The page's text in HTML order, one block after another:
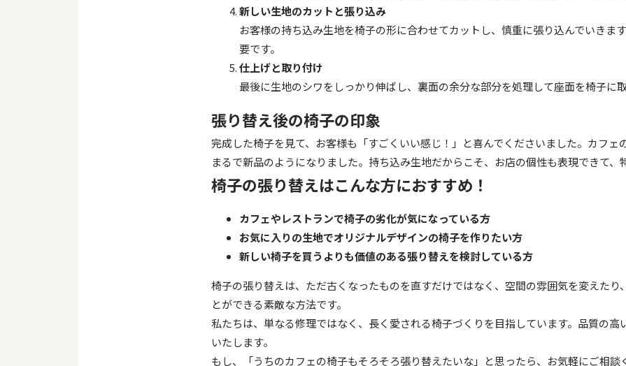
新しい生地のカットと張り込み
お客様の持ち込み生地を椅子の形に合わせてカットし、慎重に張り込んでいきま
要です。
仕上げと取り付け
最後に生地のシワをしっかり伸ばし、裏面の余分な部分を処理して座面を椅子に取
張り替え後の椅子の印象
完成した椅子を見て、お客様も「すごくいい感じ！」と喜んでくださいました。カフェ
まるで新品のようになりました。持ち込み生地だからこそ、お店の個性も表現できて、
椅子の張り替えはこんな方におすすめ！
カフェやレストランで椅子の劣化が気になっている方
お気に入りの生地でオリジナルデザインの椅子を作りたい方
新しい椅子を買うよりも価値のある張り替えを検討している方
椅子の張り替えは、ただ古くなったものを直すだけではなく、空間の雰囲気を変えたり
とができる素敵な方法です。
私たちは、単なる修理ではなく、長く愛される椅子づくりを目指しています。品質の
いたします。
もし、「うちのカフェの椅子もそろそろ張り替えたいな」と思ったら、お気軽にご相